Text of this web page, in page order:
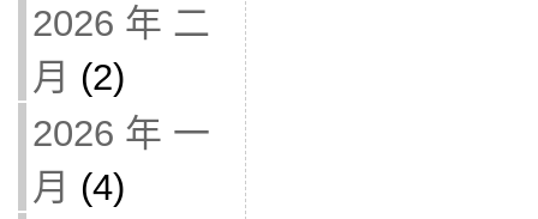
2026 年 二
月 (2)
2026 年 一
月 (4)